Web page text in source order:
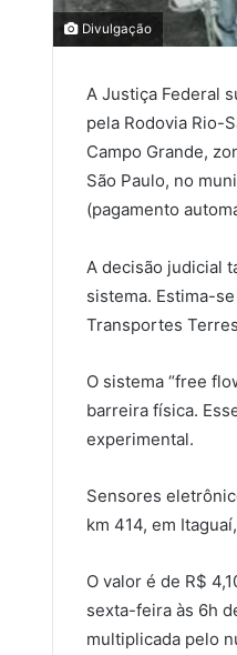
Divulgação
A Justiça Federal
pela Rodovia Rio-
Campo Grande,
São Paulo, no
(pagamento
A decisão judicial
sistema. Estima-
Transportes
O sistema “free
barreira física.
experimental.
Sensores
km 414, em
O valor é de R$
sexta-feira às 6h
multiplicada pelo